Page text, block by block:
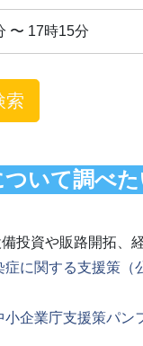
〜 17時15分
索
ついて調べ
投資や販路開拓、
に関する支援策（
企業庁支援策パン